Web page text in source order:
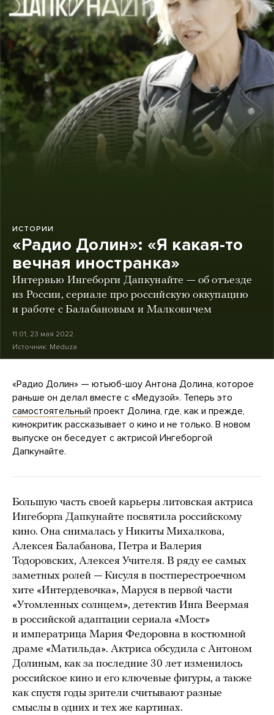
ИСТОРИИ
«Радио Долин»: «Я какая-то
вечная иностранка»
Интервью Ингеборги Дапкунайте — об отъезде
из России, сериале про российскую оккупацию
и работе с Балабановым и Малковичем
11:01, 23 мая 2022
Источник: Meduza
«Радио Долин» — ютьюб-шоу Антона Долина, которое
раньше он делал вместе с «Медузой». Теперь это
самостоятельный проект Долина, где, как и прежде,
кинокритик рассказывает о кино и не только. В новом
выпуске он беседует с актрисой Ингеборгой
Дапкунайте.
Большую часть своей карьеры литовская актриса
Ингеборга Дапкунайте посвятила российскому
кино. Она снималась у Никиты Михалкова,
Алексея Балабанова, Петра и Валерия
Тодоровских, Алексея Учителя. В ряду ее самых
заметных ролей — Кисуля в постперестроечном
хите «Интердевочка», Маруся в первой части
«Утомленных солнцем», детектив Инга Веермая
в российской адаптации сериала «Мост»
и императрица Мария Федоровна в костюмной
драме «Матильда». Актриса обсудила с Антоном
Долиным, как за последние 30 лет изменилось
российское кино и его ключевые фигуры, а также
как спустя годы зрители считывают разные
смыслы в одних и тех же картинах.